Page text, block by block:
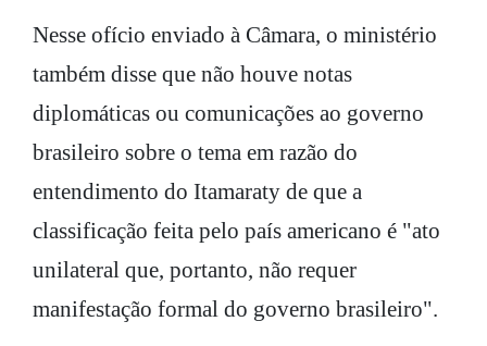
Nesse ofício enviado à Câmara, o ministério
também disse que não houve notas
diplomáticas ou comunicações ao governo
brasileiro sobre o tema em razão do
entendimento do Itamaraty de que a
classificação feita pelo país americano é "ato
unilateral que, portanto, não requer
manifestação formal do governo brasileiro".